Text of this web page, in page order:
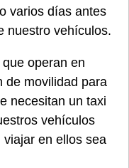
varios días antes
nuestro vehículos.
operan en
de movilidad para
necesitan un taxi
vehículos
en ellos sea